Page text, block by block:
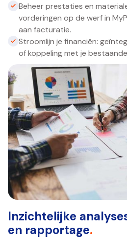
Beheer prestaties en
vorderingen op de werf in
aan facturatie.
Stroomlijn je financiën:
of koppeling met je
Inzichtelijke
en rapportage.